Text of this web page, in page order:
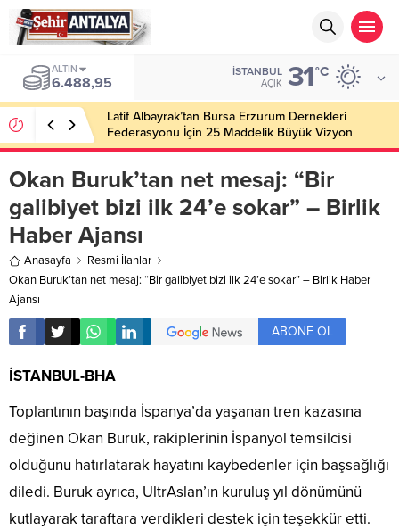
ALTIN
6.488,95
İSTANBUL
AÇIK 31°C
Latif Albayrak’tan Bursa Erzurum Dernekleri
Federasyonu İçin 25 Maddelik Büyük Vizyon
Okan Buruk’tan net mesaj: “Bir
galibiyet bizi ilk 24’e sokar” – Birlik
Haber Ajansı
Anasayfa
Resmi İlanlar
Okan Buruk’tan net mesaj: “Bir galibiyet bizi ilk 24’e sokar” – Birlik Haber
Ajansı
ABONE OL
İSTANBUL-BHA
Toplantının başında İspanya’da yaşanan tren kazasına
değinen Okan Buruk, rakiplerinin İspanyol temsilcisi
olduğunu hatırlatarak hayatını kaybedenler için başsağlığı
diledi. Buruk ayrıca, UltrAslan’ın kuruluş yıl dönümünü
kutlayarak taraftara verdikleri destek için teşekkür etti.